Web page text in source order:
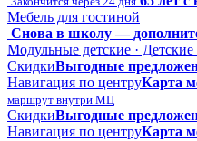
Мебель для гостиной
Снова в школу —
Модульные детские · Детские
СкидкиВыгодные
Навигация по центруКарта
маршрут внутри МЦ
СкидкиВыгодные
Навигация по центруКарта